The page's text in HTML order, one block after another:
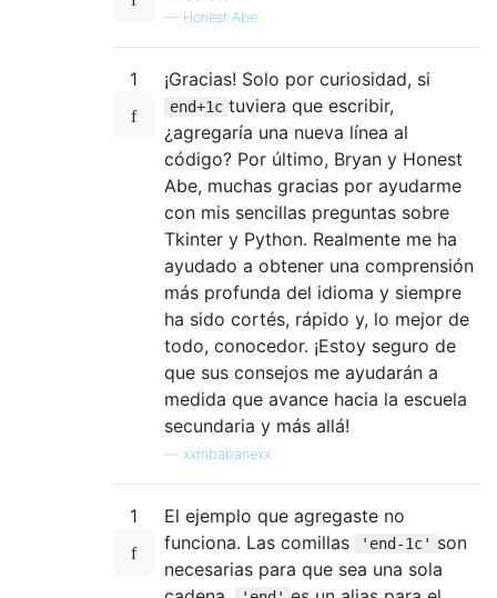
— Honest Abe
1 ¡Gracias! Solo por curiosidad, si
end+1c tuviera que escribir,
¿agregaría una nueva línea al
código? Por último, Bryan y Honest
Abe, muchas gracias por ayudarme
con mis sencillas preguntas sobre
Tkinter y Python. Realmente me ha
ayudado a obtener una comprensión
más profunda del idioma y siempre
ha sido cortés, rápido y, lo mejor de
todo, conocedor. ¡Estoy seguro de
que sus consejos me ayudarán a
medida que avance hacia la escuela
secundaria y más allá!
xxmbabanexx
1
El ejemplo que agregaste no
funciona. Las comillas
'end-1c' son
necesarias para que sea una sola